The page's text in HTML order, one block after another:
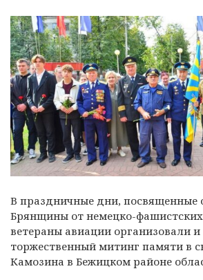
В праздничные дни, посвященные
Брянщины от немецко-фашистских
ветераны авиации организовали и
торжественный митинг памяти в
Камозина в Бежицком районе